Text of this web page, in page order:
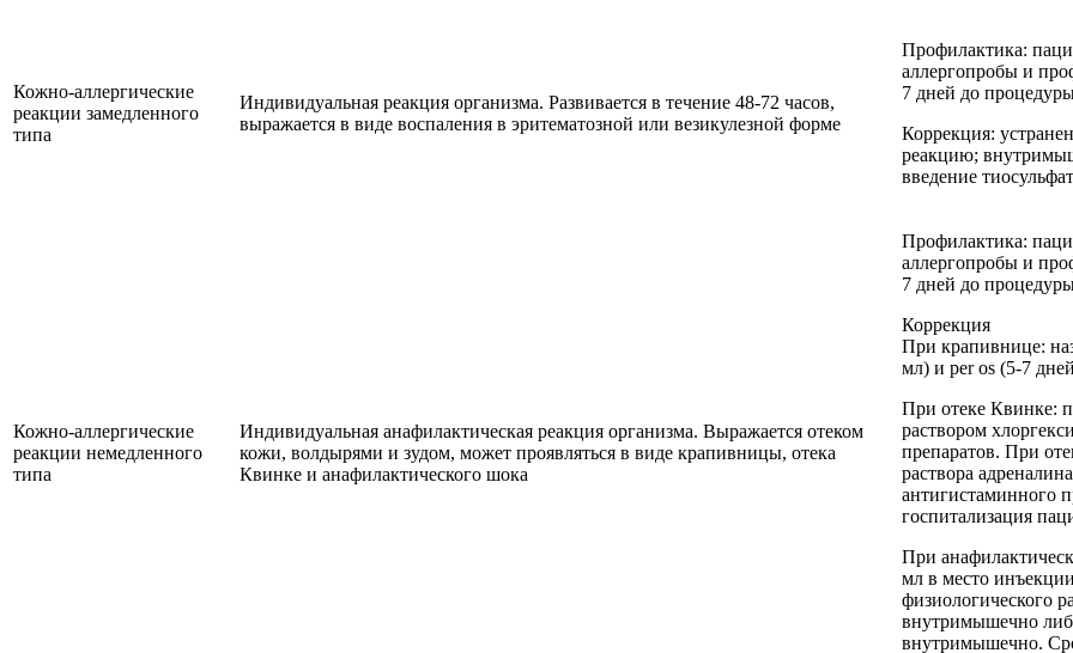
Кожно-аллергические
реакции замедленного
типа
Индивидуальная реакция организма. Развивается в течение 48-72 часов,
выражается в виде воспаления в эритематозной или везикулезной форме
Профилактика:
аллергопробы и
7 дней до
Коррекция:
реакцию;
введение
Кожно-аллергические
реакции немедленного
типа
Индивидуальная анафилактическая реакция организма. Выражается отеком
кожи, волдырями и зудом, может проявляться в виде крапивницы, отека
Квинке и анафилактического шока
Профилактика:
аллергопробы и
7 дней до
Коррекция
При крапивнице:
мл) и per os (5-7
При отеке Квинке:
раствором
препаратов. При
раствора
антигистаминного
госпитализация
При
мл в место
физиологического
внутримышечно
внутримышечно.